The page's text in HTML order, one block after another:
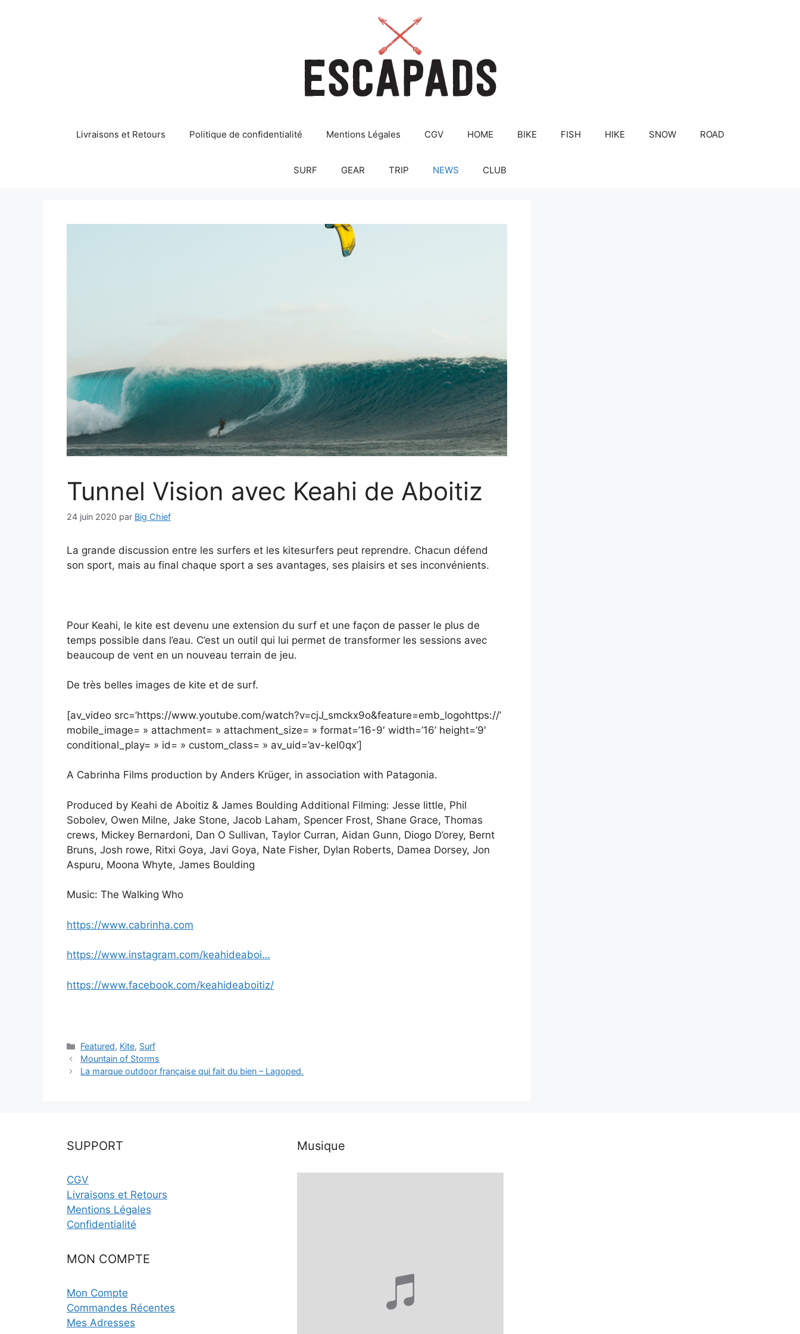
Livraisons et Retours Politique de confidentialité Mentions Légales CGV HOME BIKE FISH HIKE SNOW ROAD
SURF GEAR TRIP NEWS CLUB
Tunnel Vision avec Keahi de Aboitiz
24 juin 2020 par Big Chief
La grande discussion entre les surfers et les kitesurfers peut reprendre. Chacun défend
son sport, mais au final chaque sport a ses avantages, ses plaisirs et ses inconvénients.
Pour Keahi, le kite est devenu une extension du surf et une façon de passer le plus de
temps possible dans l’eau. C’est un outil qui lui permet de transformer les sessions avec
beaucoup de vent en un nouveau terrain de jeu.
De très belles images de kite et de surf.
[av_video src=’https://www.youtube.com/watch?v=cjJ_smckx9o&feature=emb_logohttps://’
mobile_image= » attachment= » attachment_size= » format=’16-9′ width=’16’ height=’9′
conditional_play= » id= » custom_class= » av_uid=’av-kel0qx’]
A Cabrinha Films production by Anders Krüger, in association with Patagonia.
Produced by Keahi de Aboitiz & James Boulding Additional Filming: Jesse little, Phil
Sobolev, Owen Milne, Jake Stone, Jacob Laham, Spencer Frost, Shane Grace, Thomas
crews, Mickey Bernardoni, Dan O Sullivan, Taylor Curran, Aidan Gunn, Diogo D’orey, Bernt
Bruns, Josh rowe, Ritxi Goya, Javi Goya, Nate Fisher, Dylan Roberts, Damea Dorsey, Jon
Aspuru, Moona Whyte, James Boulding
Music: The Walking Who
https://www.cabrinha.com
https://www.instagram.com/keahideaboi…
https://www.facebook.com/keahideaboitiz/
Catégories
Featured, Kite, Surf
Mountain of Storms
La marque outdoor française qui fait du bien – Lagoped.
SUPPORT
CGV
Livraisons et Retours
Mentions Légales
Confidentialité
MON COMPTE
Mon Compte
Commandes Récentes
Mes Adresses
Musique